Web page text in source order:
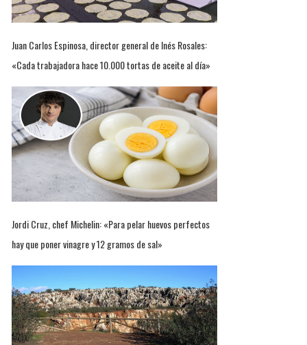
Juan Carlos Espinosa, director general de Inés Rosales:
«Cada trabajadora hace 10.000 tortas de aceite al día»
Jordi Cruz, chef Michelin: «Para pelar huevos perfectos
hay que poner vinagre y 12 gramos de sal»